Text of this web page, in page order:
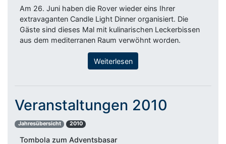
Am 26. Juni haben die Rover wieder eins Ihrer
extravaganten Candle Light Dinner organisiert. Die
Gäste sind dieses Mal mit kulinarischen Leckerbissen
aus dem mediterranen Raum verwöhnt worden.
Weiterlesen
Veranstaltungen 2010
Jahresübersicht 2010
Tombola zum Adventsbasar